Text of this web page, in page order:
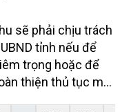
sẽ phải chịu trách
tỉnh nếu để
trọng hoặc để
thiện thủ tục môi